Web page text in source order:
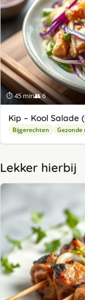
⏱ 45 min👥 6
Kip – Kool Salade
Bijgerechten Gezonde
Lekker hierbij